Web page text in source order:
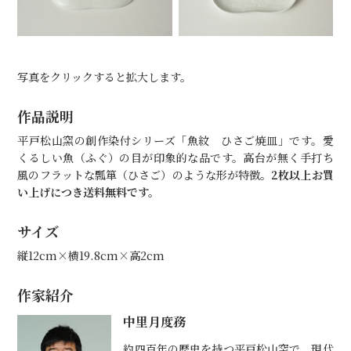
写真をクリックすると拡大します。
作品説明
平戸松山窯の創作染付シリーズ「魚紋 ひさご焼皿」です。愛
くるしい魚（ふぐ）の目が印象的な品です。高台が無く手打ち
風のフラットな瓢箪（ひさご）のような形が特徴。 2枚以上お買
い上げにつき送料無料です。
サイズ
縦12cm×横19.8cm×高2cm
作家紹介
中里月度務